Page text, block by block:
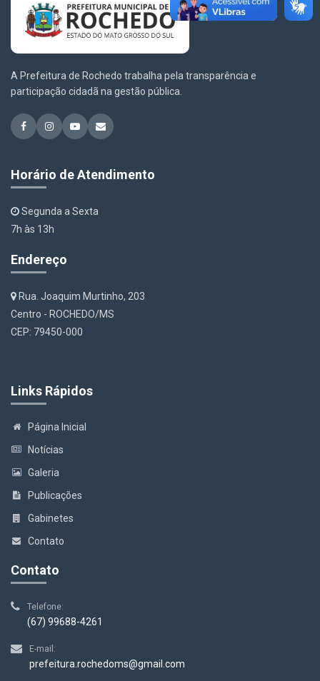
A Prefeitura de Rochedo trabalha pela transparência e
participação cidadã na gestão pública.
Horário de Atendimento
Segunda a Sexta
7h às 13h
Endereço
Rua. Joaquim Murtinho, 203
Centro - ROCHEDO/MS
CEP: 79450-000
Links Rápidos
Página Inicial
Notícias
Galeria
Publicações
Gabinetes
Contato
Contato
Telefone:
(67) 99688-4261
E-mail:
prefeitura.rochedoms@gmail.com